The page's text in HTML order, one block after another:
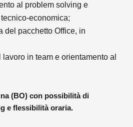
al problem solving e
del pacchetto Office, in
in team e orientamento al
(BO) con possibilità di
e flessibilità oraria.